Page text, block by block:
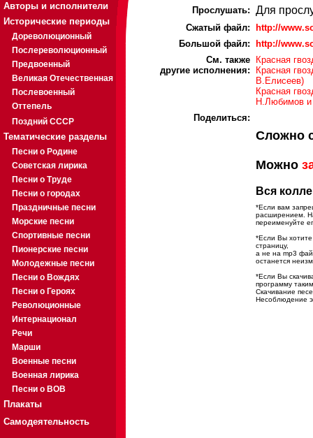
Авторы и исполнители
Исторические периоды
Дореволюционный
Послереволюционный
Предвоенный
Великая Отечественная
Послевоенный
Оттепель
Поздний СССР
Тематические разделы
Песни о Родине
Советская лирика
Песни о Труде
Песни о городах
Праздничные песни
Морские песни
Спортивные песни
Пионерские песни
Молодежные песни
Песни о Вождях
Песни о Героях
Революционные
Интернационал
Речи
Марши
Военные песни
Военная лирика
Песни о ВОВ
Плакаты
Самодеятельность
Прослушать: Для
Cжатый файл:
http://
Большой файл:
http://
См. также
другие исполнения:
Красная
Красная
В.Елисеев)
Красная
Н.Любимов
Поделиться:
Сложно
Можно
Вся
*Если вам
расширением.
переименуйте
*Если Вы
страницу,
а не на mp3
останется
*Если Вы
программу
Скачивание
Несоблюдение